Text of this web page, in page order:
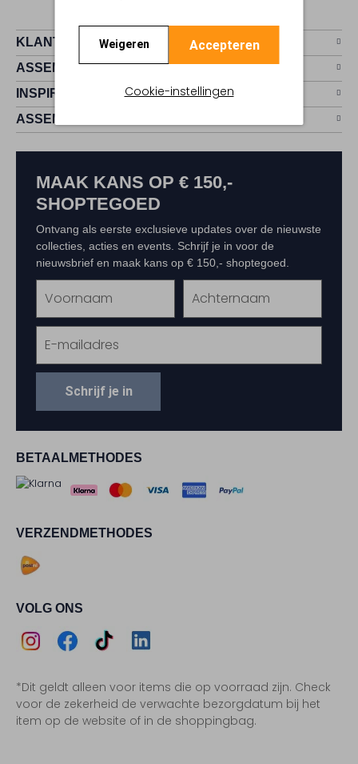
Weigeren Accepteren
Cookie-instellingen
KLANTENSERVICE
ASSEMVIP
INSPIRATIE
ASSEM
BETAALMETHODES
VERZENDMETHODES
VOLG ONS
Instagram
Facebook
TikTokLinkedIn
*Dit geldt alleen voor items die op voorraad zijn. Check
voor de zekerheid de verwachte bezorgdatum bij het
item op de website of in de shoppingbag.
MAAK KANS OP € 150,-
SHOPTEGOED
Ontvang als eerste exclusieve updates over de nieuwste
collecties, acties en events. Schrijf je in voor de
nieuwsbrief en maak kans op € 150,- shoptegoed.
Schrijf je in